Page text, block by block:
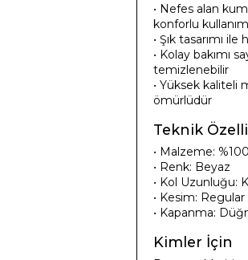
• Nefes alan
konforlu kullanım
• Şık tasarımı
• Kolay bakımı
temizlenebilir
• Yüksek kaliteli
ömürlüdür
Teknik
• Malzeme:
• Renk: Beyaz
• Kol Uzunluğu:
• Kesim:
• Kapanma:
Kimler İçin